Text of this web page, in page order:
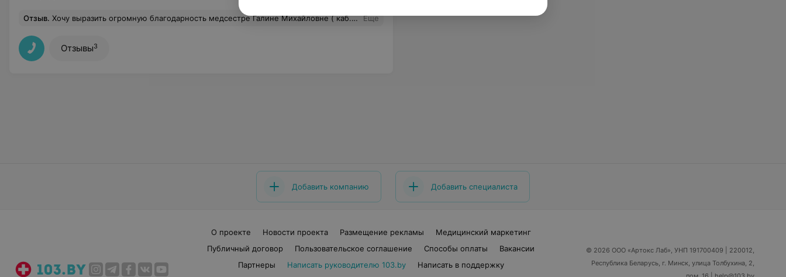
Отзыв. Хочу выразить огромную благодарность медсестре Галине Михайловне ( каб.9), специалист с чутким сердцем, доброй душой и огромным желанием помогать людям. Спасибо Вам за понимание, терпение и ответственность! Еще
Отзывы3
Добавить компанию Добавить специалиста
О проекте Новости проекта Размещение рекламы
Медицинский маркетинг
Публичный договор
Пользовательское соглашение Способы оплаты
Вакансии
Партнеры
Написать руководителю 103.by
Написать в поддержку
© 2026 ООО «Артокс Лаб», УНП 191700409 | 220012,
Республика Беларусь, г. Минск, улица Толбухина, 2,